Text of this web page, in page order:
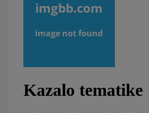
Kazalo tematike